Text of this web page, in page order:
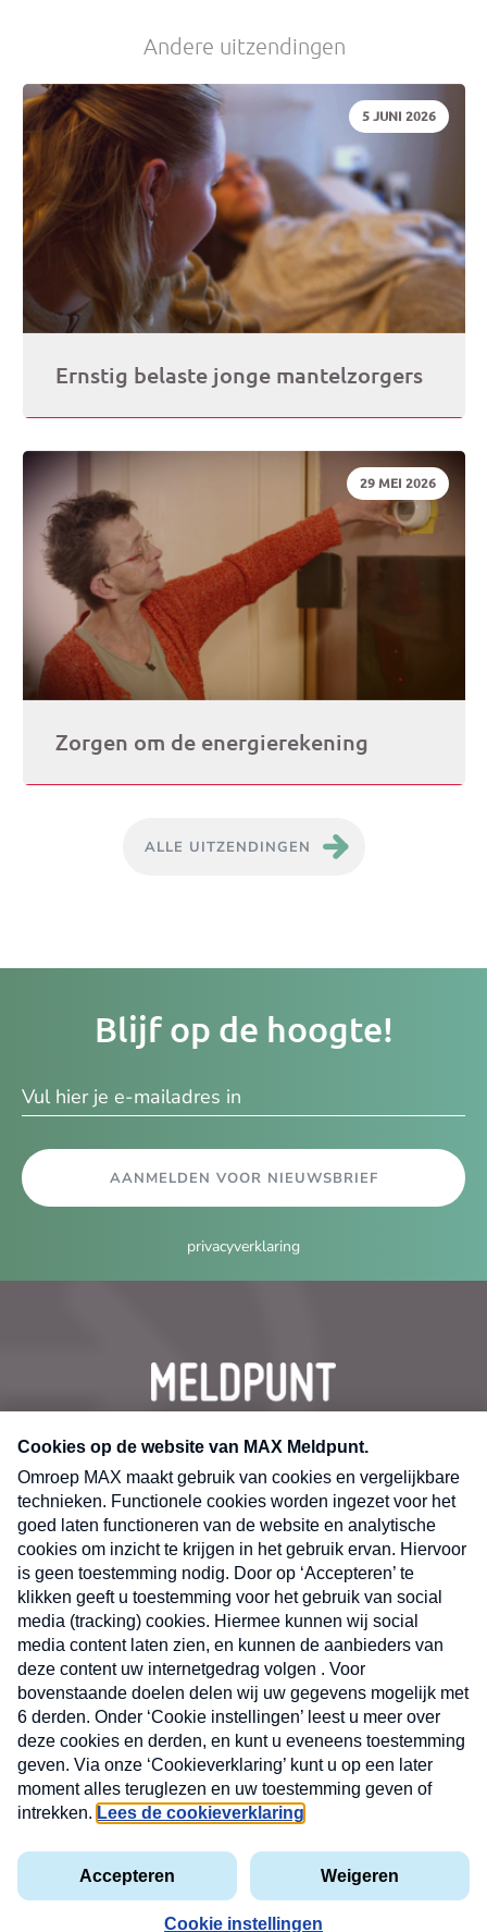
Andere uitzendingen
DATUM:
5 JUNI 2026
Ernstig belaste jonge mantelzorgers
DATUM:
29 MEI 2026
Zorgen om de energierekening
ALLE UITZENDINGEN
Blijf op de hoogte!
AANMELDEN VOOR NIEUWSBRIEF
privacyverklaring
CONTACT
Volg ons op
MAX
Cookieverklaring
Kwetsbaarheid
X
Nieuwsbrief
Neem hier een gratis abonnement op de MAX
Consumenten nieuwsbrief. Elke maandag en
donderdag in uw mailbox.
e-
VOOR
privacyverklaring